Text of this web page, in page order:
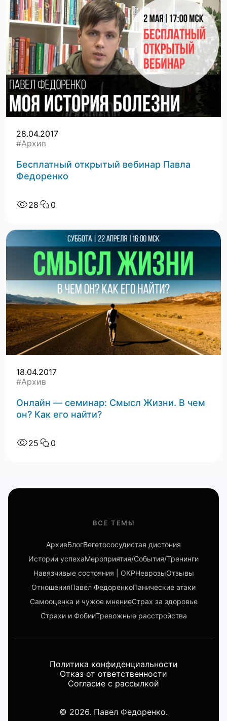
28.04.2017
#Архив
Бесплатный открытый вебинар Павла
Федоренко
28 0
18.04.2017
#Архив
Онлайн — семинар: Смысл Жизни. В чем
он? Как его найти?
25 0
ВСЕ ТЕМЫ
АрхивБлогВегетососудистая дистония
Истории успехаМероприятия/События/Тренинги
Навязчивые состояния | ОКРНеврозыОтзывы
ОтношенияПавел ФедоренкоПанические атаки
Самооценка и чужое мнениеСтрах за здоровье
Страхи и ФобииТревожные расстройства
Политика конфиденциальности
Отказ от ответственности
Согласие с рассылкой
© 2026. Павел Федоренко.